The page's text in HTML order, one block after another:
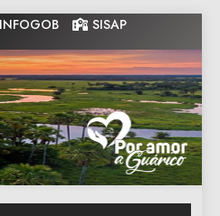
INFOGOB SISAP
Gobernacion
de Guarico
Gobernacion de Guarico